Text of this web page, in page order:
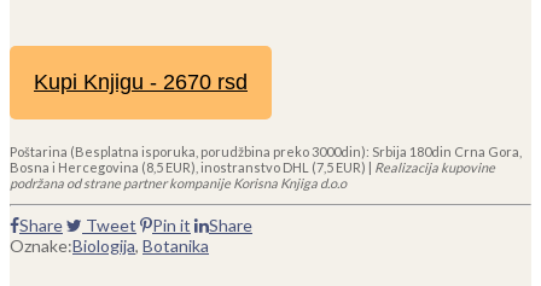
Kupi Knjigu - 2670 rsd
Poštarina (Besplatna isporuka, porudžbina preko 3000din): Srbija 180din Crna Gora,
Bosna i Hercegovina (8,5 EUR), inostranstvo DHL (7,5 EUR) | Realizacija kupovine
podržana od strane partner kompanije Korisna Knjiga d.o.o
Share Tweet Pin it
Share
Oznake:Biologija, Botanika